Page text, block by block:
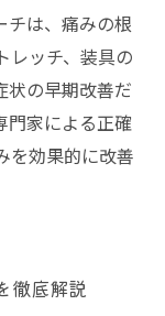
チは、痛みの根
レッチ、装具の
状の早期改善だ
門家による正確
を効果的に改善
徹底解説